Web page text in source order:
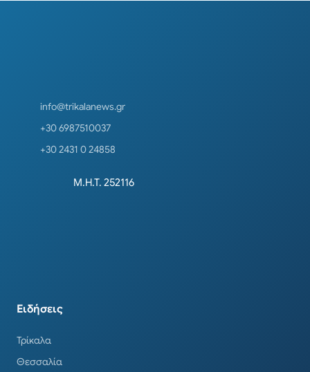
info@trikalanews.gr
+30 6987510037
+30 2431 0 24858
Μ.Η.Τ. 252116
Ειδήσεις
Τρίκαλα
Θεσσαλία